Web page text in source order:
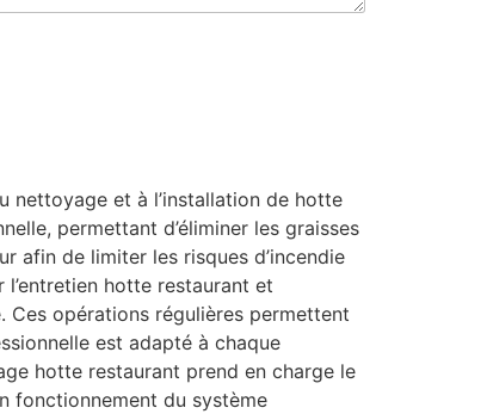
nettoyage et à l’installation de hotte
permettant d’éliminer les graisses
afin de limiter les risques d’incendie
hotte restaurant et
Ces opérations régulières permettent
est adapté à chaque
hotte restaurant prend en charge le
fonctionnement du système